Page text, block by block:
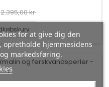
Normalpris
2.395,00 kr.
for at give dig den
hjemmesidens
markedsføring.